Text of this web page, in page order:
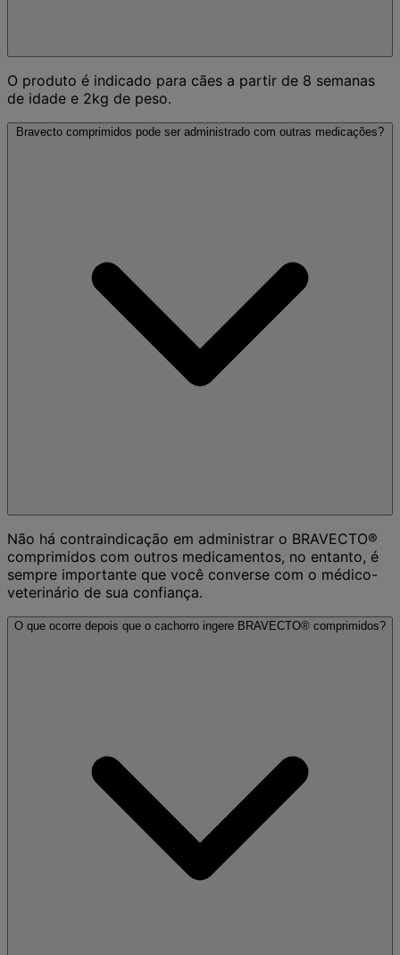
O produto é indicado para cães a partir de 8 semanas
de idade e 2kg de peso.
Bravecto comprimidos pode ser administrado com outras medicações?
Não há contraindicação em administrar o BRAVECTO®
comprimidos com outros medicamentos, no entanto, é
sempre importante que você converse com o médico-
veterinário de sua confiança.
O que ocorre depois que o cachorro ingere BRAVECTO® comprimidos?